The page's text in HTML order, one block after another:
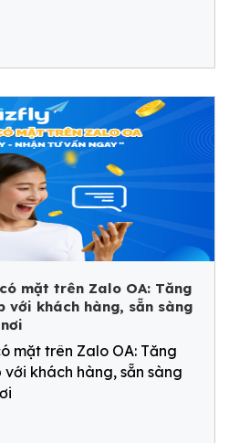
mặt trên Zalo OA: Tăng
với khách hàng, sẵn sàng
mặt trên Zalo OA: Tăng
khách hàng, sẵn sàng